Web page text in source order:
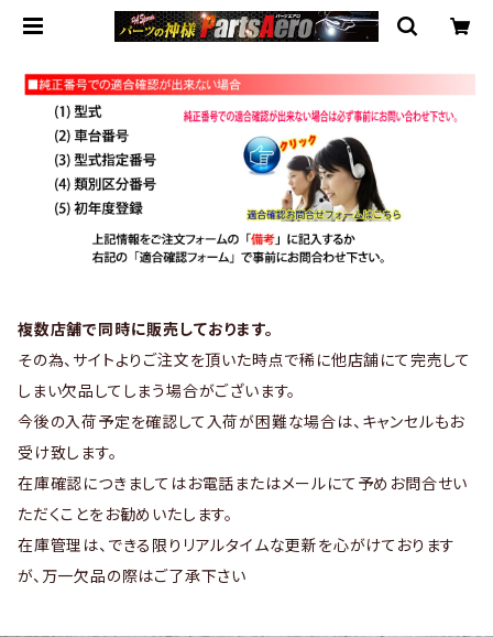
複数店舗で同時に販売しております。
その為、サイトよりご注文を頂いた時点で稀に他店舗にて完売して
しまい欠品してしまう場合がございます。
今後の入荷予定を確認して入荷が困難な場合は、キャンセルもお
受け致します。
在庫確認につきましてはお電話またはメールにて予めお問合せい
ただくことをお勧めいたします。
在庫管理は、できる限りリアルタイムな更新を心がけております
が、万一欠品の際はご了承下さい